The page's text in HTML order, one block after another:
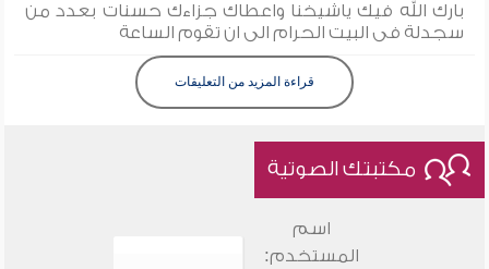
بارك الله فيك ياشيخنا واعطاك جزاءك حسنات بعدد من
سجدلة فى البيت الحرام الى ان تقوم الساعة
قراءة المزيد من التعليقات
مكتبتك الصوتية
اسم
المستخدم: